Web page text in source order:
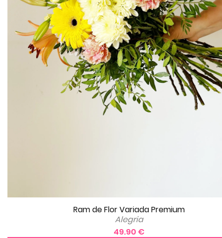
Ram de Flor Variada Premium
Alegria
49.90 €